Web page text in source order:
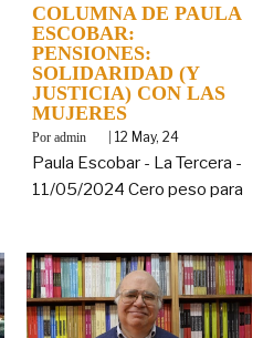
COLUMNA DE PAULA
ESCOBAR:
PENSIONES:
SOLIDARIDAD (Y
JUSTICIA) CON LAS
MUJERES
By admin 12 May, 24
Paula Escobar - La Tercera -
11/05/2024 Cero peso para